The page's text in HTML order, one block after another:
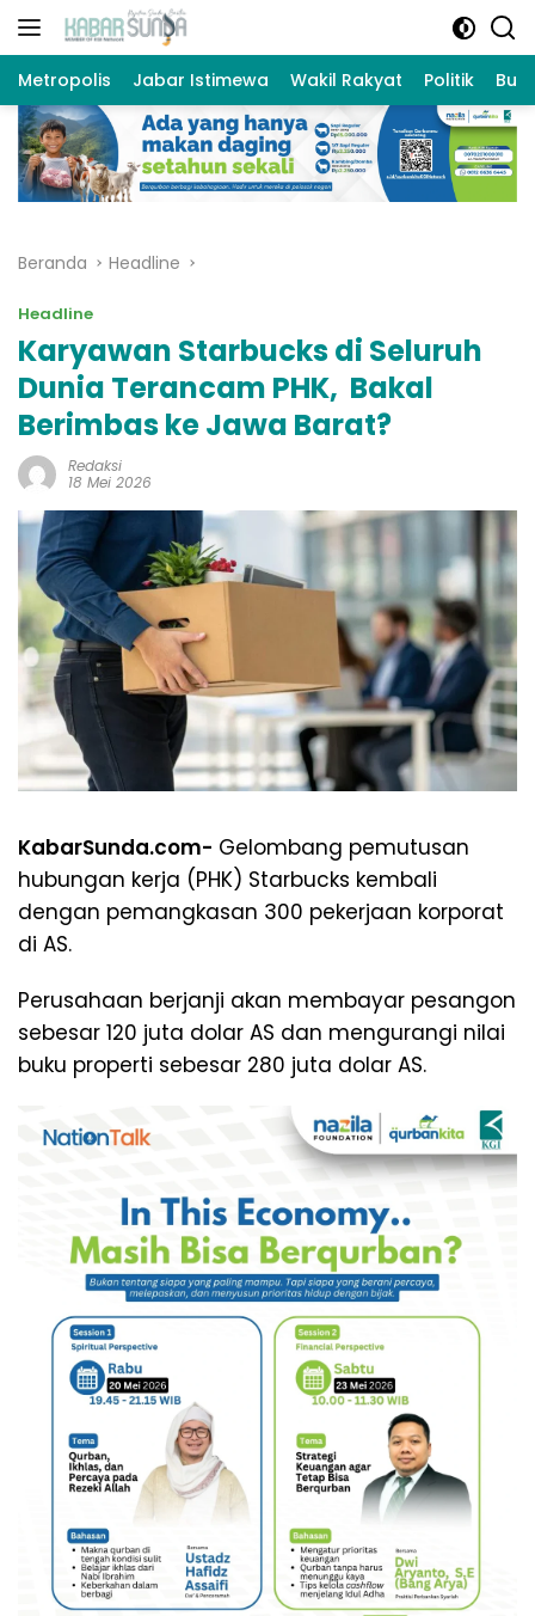
Langsung
Metropolis Jabar Istimewa Wakil Rakyat Politik
Beranda Headline
Headline
Karyawan Starbucks di Seluruh
Dunia Terancam PHK, Bakal
Berimbas ke Jawa Barat?
Redaksi
18 Mei 2026
KabarSunda.com- Gelombang pemutusan
hubungan kerja (PHK) Starbucks kembali
dengan pemangkasan 300 pekerjaan korporat
di AS.
Perusahaan berjanji akan membayar pesangon
sebesar 120 juta dolar AS dan mengurangi nilai
buku properti sebesar 280 juta dolar AS.